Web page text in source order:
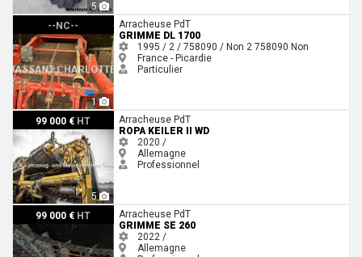
5
--NC--
1
Grimme DL 1700
Arracheuse PdT
GRIMME DL 1700
1995 / 2 / 758090 / Non 2 758090 Non
France - Picardie
Particulier
99 000 € HT
5
Ropa Keiler II WD
Arracheuse PdT
ROPA KEILER II WD
2020 /
Allemagne
Professionnel
99 000 € HT
Grimme SE 260
Arracheuse PdT
GRIMME SE 260
2022 /
Allemagne